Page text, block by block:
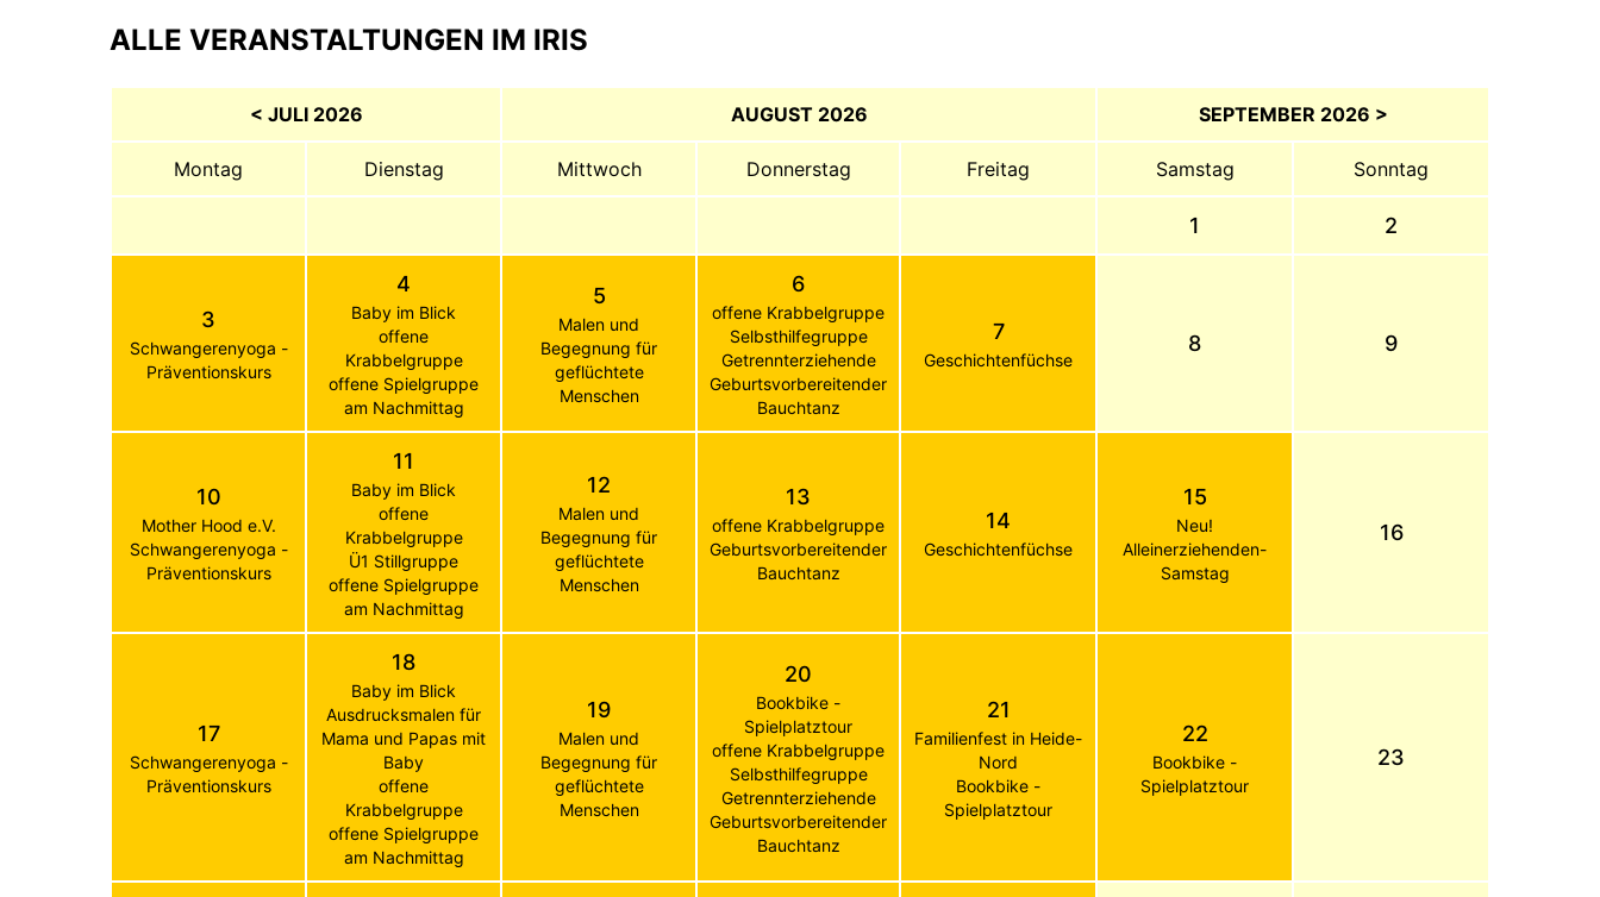
ALLE VERANSTALTUNGEN IM IRIS
< JULI 2026 AUGUST 2026 SEPTEMBER 2026 >
Montag Dienstag Mittwoch Donnerstag Freitag Samstag Sonntag
1 2
3
Schwangerenyoga -
Präventionskurs
4
Baby im Blick
offene
Krabbelgruppe
offene Spielgruppe
am Nachmittag
5
Malen und
Begegnung für
geflüchtete
Menschen
6
offene Krabbelgruppe
Selbsthilfegruppe
Getrennterziehende
Geburtsvorbereitender
Bauchtanz
7
Geschichtenfüchse
8 9
10
Mother Hood e.V.
Schwangerenyoga -
Präventionskurs
11
Baby im Blick
offene
Krabbelgruppe
Ü1 Stillgruppe
offene Spielgruppe
am Nachmittag
12
Malen und
Begegnung für
geflüchtete
Menschen
13
offene Krabbelgruppe
Geburtsvorbereitender
Bauchtanz
14
Geschichtenfüchse
15
Neu!
Alleinerziehenden-
Samstag
16
17
Schwangerenyoga -
Präventionskurs
18
Baby im Blick
Ausdrucksmalen für
Mama und Papas mit
Baby
offene
Krabbelgruppe
offene Spielgruppe
am Nachmittag
19
Malen und
Begegnung für
geflüchtete
Menschen
20
Bookbike -
Spielplatztour
offene Krabbelgruppe
Selbsthilfegruppe
Getrennterziehende
Geburtsvorbereitender
Bauchtanz
21
Familienfest in Heide-
Nord
Bookbike -
Spielplatztour
22
Bookbike -
Spielplatztour
23